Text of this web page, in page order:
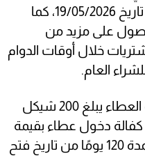
على وثائق المناقصة اعتبارًا من تاريخ 19/05/2026، كما
على مزيد من
خلال أوقات الدوام
العام.
وأوضحت البلدية أن ثمن نسخة العطاء يبلغ 200 شيكل
دخول عطاء بقيمة
3500 شيكل سارية المفعول لمدة 120 يومًا من تاريخ فتح